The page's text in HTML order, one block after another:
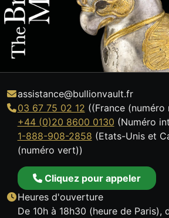
assistance@bullionvault.fr
03 67 75 02 12 ((France (numéro
+44 (0)20 8600 0130 (Numéro
1-888-908-2858 (Etats-Unis et
(numéro vert))
Cliquez pour appeler
Heures d'ouverture
De 10h à 18h30 (heure de Paris),